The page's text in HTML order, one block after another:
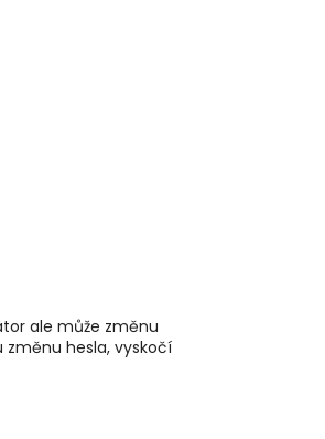
ale může změnu
změnu hesla, vyskočí